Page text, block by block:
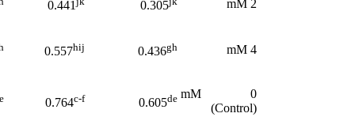
2 mM
0.305
0.441
4 mM
0.436gh
0.557hij
0 mM
(Control)
0.605de
0.764c-f
e